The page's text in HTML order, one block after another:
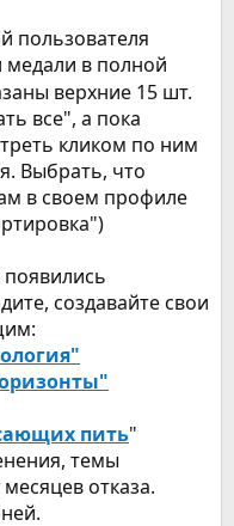
пользователя
в полной
верхние 15 шт.
все", а пока
кликом по ним
Выбрать, что
в своем профиле
создавайте свои
пить"
темы
отказа.